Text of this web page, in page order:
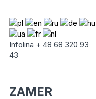
Infolina + 48 68 320 93
43
ZAMER